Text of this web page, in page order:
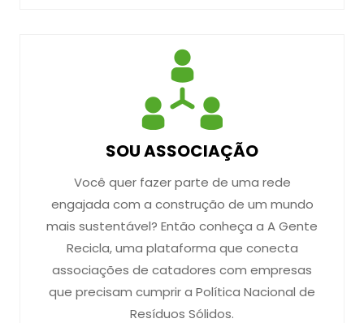
SOU ASSOCIAÇÃO
Você quer fazer parte de uma rede
engajada com a construção de um mundo
mais sustentável? Então conheça a A Gente
Recicla, uma plataforma que conecta
associações de catadores com empresas
que precisam cumprir a Política Nacional de
Resíduos Sólidos.